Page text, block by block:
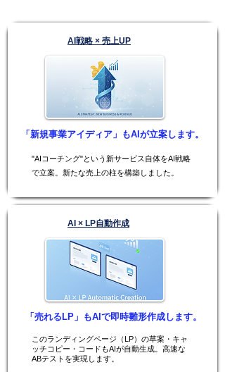
AI戦略 × 売上UP
「新規事業アイディア」もAIが立案します。
"AIコーチング"という新サービス自体をAI戦略
で立案。新たな売上の柱を構築しました。
AI × LP自動作成
「売れるLP」もAIで即時雛形作成します。
このランディングページ（LP）の草案・キャ
ッチコピー・コードもAIが自動生成。高速な
ABテストを実現します。